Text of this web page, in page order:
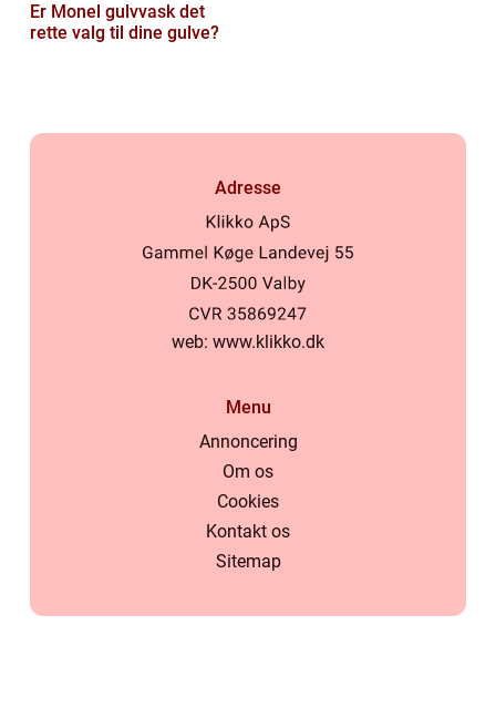
Er Monel gulvvask det
rette valg til dine gulve?
Adresse
web: www.klikko.dk
Menu
Annoncering
Om os
Cookies
Kontakt os
Sitemap